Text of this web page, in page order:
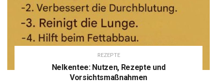
REZEPTE
Nelkentee: Nutzen, Rezepte und
Vorsichtsmaßnahmen